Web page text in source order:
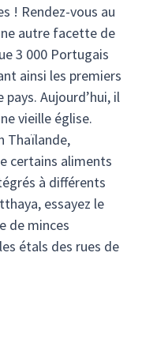
! Rendez-vous au
autre facette de
3 000 Portugais
ainsi les premiers
Aujourd’hui, il
vieille église.
Thaïlande,
certains aliments
à différents
essayez le
de minces
étals des rues de